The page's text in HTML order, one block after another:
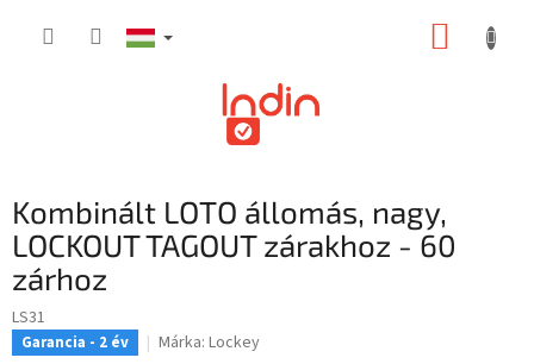
KOSÁR
Kombinált LOTO állomás, nagy,
LOCKOUT TAGOUT zárakhoz - 60
zárhoz
LS31
Garancia - 2 év Márka: Lockey